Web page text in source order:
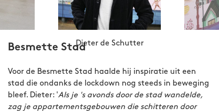
Dieter de Schutter
Besmette Stad
Voor de Besmette Stad haalde hij inspiratie uit een
stad die ondanks de lockdown nog steeds in beweging
bleef. Dieter: 'Als je 's avonds door de stad wandelde,
zag je appartementsgebouwen die schitteren door